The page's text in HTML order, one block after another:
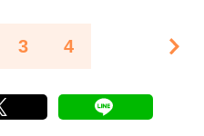
3 4